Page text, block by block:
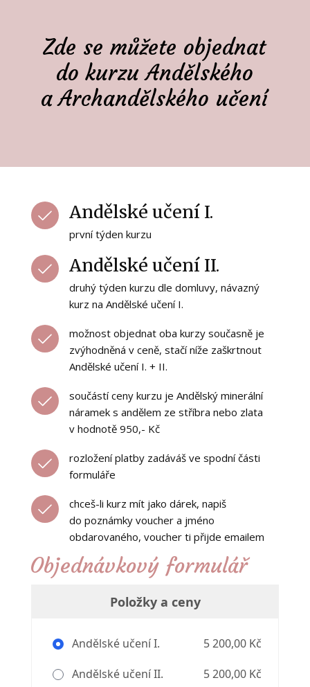
Zde se můžete objednat
do kurzu Andělského
a Archandělského učení
Andělské učení I.
první týden kurzu
Andělské učení II.
druhý týden kurzu dle domluvy, návazný
kurz na Andělské učení I.
možnost objednat oba kurzy současně je
zvýhodněná v ceně, stačí níže zaškrtnout
Andělské učení I. + II.
součástí ceny kurzu je Andělský minerální
náramek s andělem ze stříbra nebo zlata
v hodnotě 950,- Kč
rozložení platby zadáváš ve spodní části
formuláře
chceš-li kurz mít jako dárek, napiš
do poznámky voucher a jméno
obdarovaného, voucher ti přijde emailem
Objednávkový formulář
Položky a ceny
Andělské učení I.
5 200,00 Kč
Andělské učení II.
5 200,00 Kč